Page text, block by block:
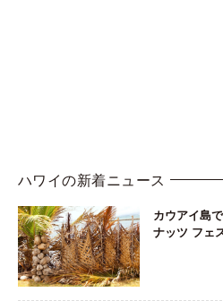
ハワイの新着ニュース
カウアイ島
ナッツ フェ